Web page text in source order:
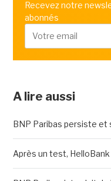
Recevez notre
abonnés
A lire aussi
BNP Paribas persiste et
Après un test,